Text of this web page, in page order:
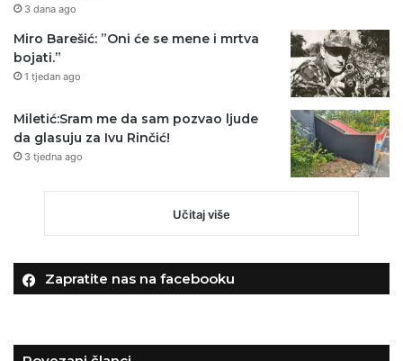
3 dana ago
Miro Barešić: ”Oni će se mene i mrtva
bojati.”
1 tjedan ago
Miletić:Sram me da sam pozvao ljude
da glasuju za Ivu Rinčić!
3 tjedna ago
Učitaj više
Zapratite nas na facebooku